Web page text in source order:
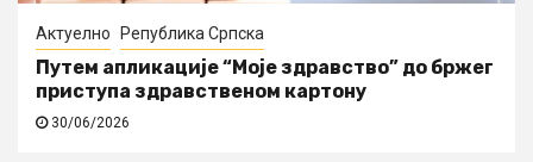
Актуелно Република Српска
Путем апликације “Моје здравство” до бржег
приступа здравственом картону
30/06/2026